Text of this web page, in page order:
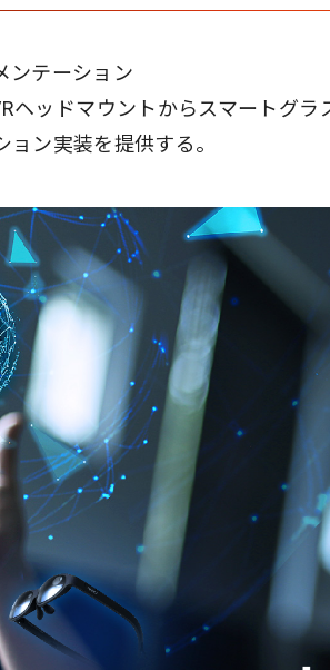
ンテーション
ヘッドマウントからスマートグ
ン実装を提供する。